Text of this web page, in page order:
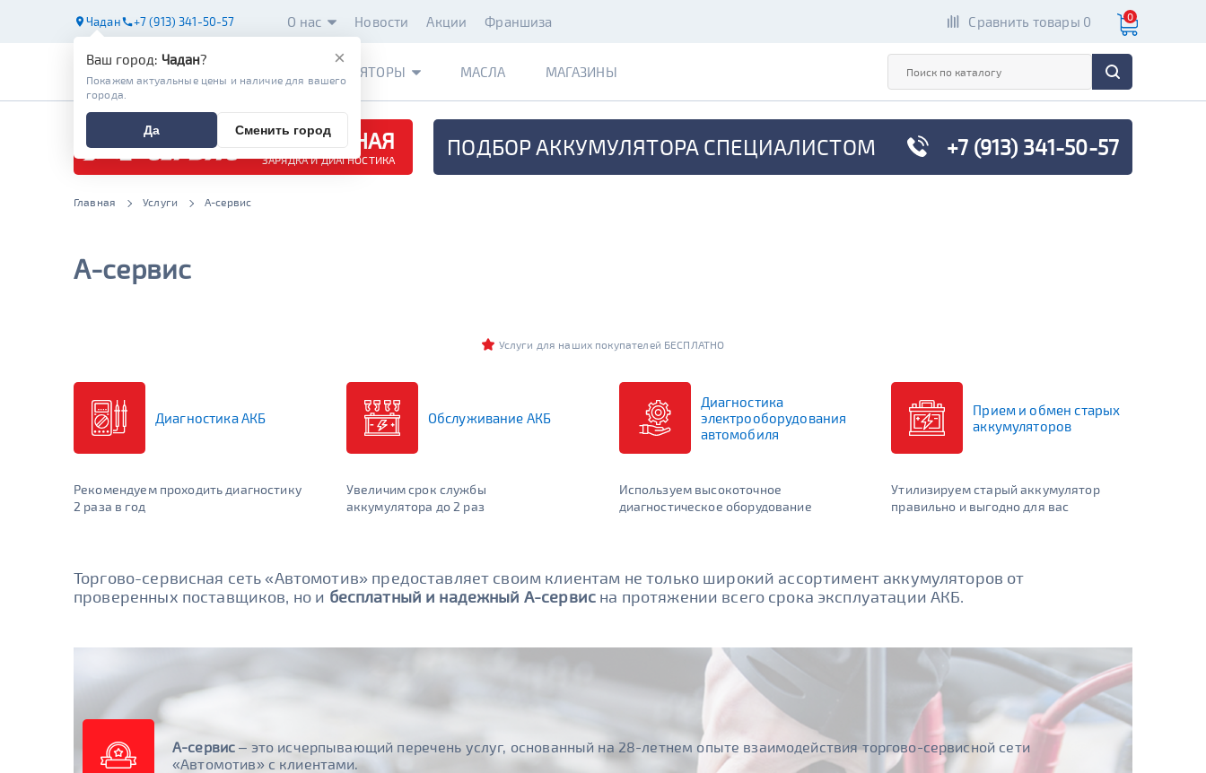
Чадан +7 (913) 341-50-57 О нас Новости Акции Франшиза Сравнить товары 0 0
АККУМУЛЯТОРЫ МАСЛА МАГАЗИНЫ
БЕСПЛАТНАЯ
ЗАРЯДКА И ДИАГНОСТИКА ПОДБОР АККУМУЛЯТОРА СПЕЦИАЛИСТОМ +7 (913) 341-50-57
Главная Услуги А-сервис
А-сервис
Услуги для наших покупателей БЕСПЛАТНО
Диагностика АКБ
Рекомендуем проходить диагностику
2 раза в год
Обслуживание АКБ
Увеличим срок службы
аккумулятора до 2 раз
Диагностика
электрооборудования
автомобиля
Используем высокоточное
диагностическое оборудование
Прием и обмен старых
аккумуляторов
Утилизируем старый аккумулятор
правильно и выгодно для вас
Торгово-сервисная сеть «Автомотив» предоставляет своим клиентам не только широкий ассортимент аккумуляторов от
проверенных поставщиков, но и бесплатный и надежный А-сервис на протяжении всего срока эксплуатации АКБ.
А-сервис – это исчерпывающий перечень услуг, основанный на 28-летнем опыте взаимодействия торгово-сервисной сети
«Автомотив» с клиентами.
×
Ваш город: Чадан?
Покажем актуальные цены и наличие для вашего
города.
Да Сменить город